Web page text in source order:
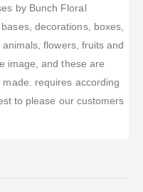
by Bunch Floral
decorations, boxes,
flowers, fruits and
image, and these are
requires according
to please our customers